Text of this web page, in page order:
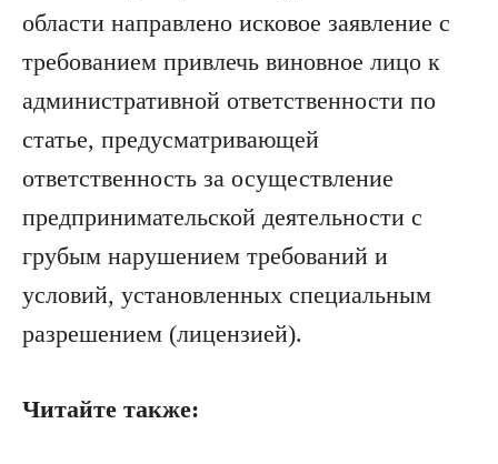
области направлено исковое заявление с
требованием привлечь виновное лицо к
административной ответственности по
статье, предусматривающей
ответственность за осуществление
предпринимательской деятельности с
грубым нарушением требований и
условий, установленных специальным
разрешением (лицензией).
Читайте также: